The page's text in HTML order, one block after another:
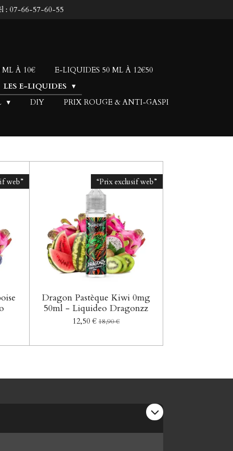
: 07-66-57-60-55
À 10€
E-LIQUIDES 50 ML À 12€50
LES E-LIQUIDES
DIY
PRIX ROUGE & ANTI-GASPI
web” “Prix exclusif web”
Dragon Pastèque Kiwi 0mg
50ml - Liquideo Dragonzz
12,50 € 18,90 €